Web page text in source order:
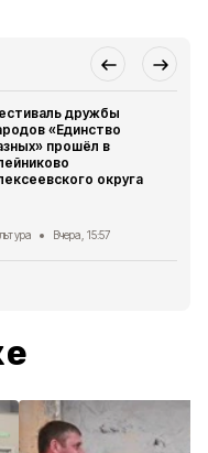
дружбы
«Единство
прошёл в
округа
Вчера, 15:57